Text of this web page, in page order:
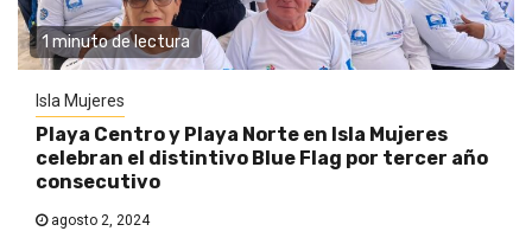
1 minuto de lectura
Isla Mujeres
Playa Centro y Playa Norte en Isla Mujeres
celebran el distintivo Blue Flag por tercer año
consecutivo
agosto 2, 2024